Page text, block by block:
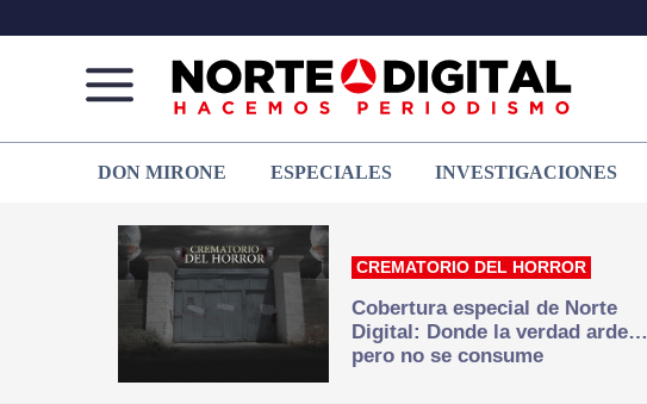
de
Juárez
que
hacemos periodismo
DON MIRONE ESPECIALES INVESTIGACIONES
CREMATORIO DEL HORROR
Cobertura especial de Norte
Digital: Donde la verdad arde…
pero no se consume